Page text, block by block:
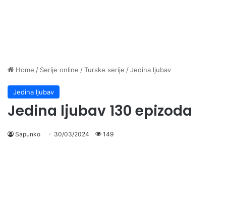
Home / Serije online /Turske serije /Jedina ljubav
Jedina ljubav
Jedina ljubav 130 epizoda
Sapunko 30/03/2024 149